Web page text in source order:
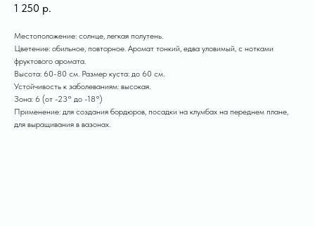
1 250 р.
Местоположение: солнце, легкая полутень.
Цветение: обильное, повторное. Аромат тонкий, едва уловимый, с нотками
фруктового аромата.
Высота: 60-80 см. Размер куста: до 60 см.
Устойчивость к заболеваниям: высокая.
Зона: 6 (от -23° до -18°)
Применение: для создания бордюров, посадки на клумбах на переднем плане,
для выращивания в вазонах.